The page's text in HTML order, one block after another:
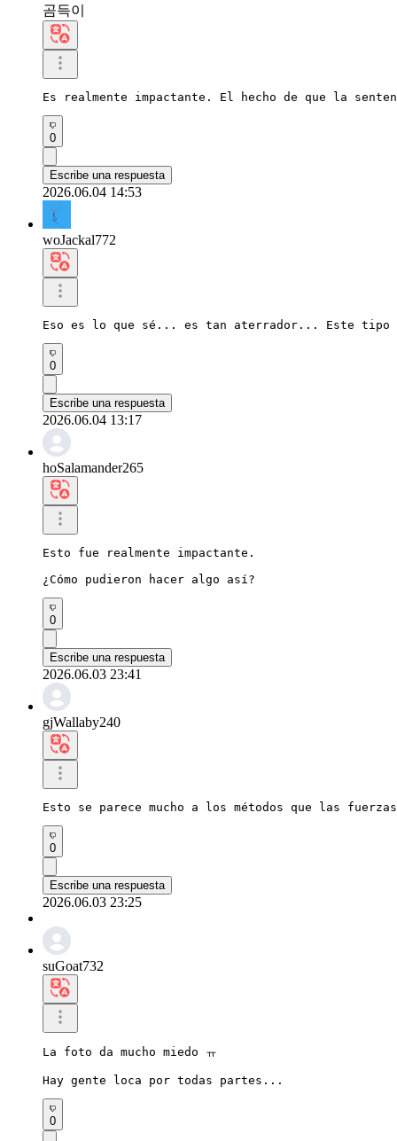
곰득이
Es realmente impactante. El hecho de que la
0
Escribe una respuesta
2026.06.04 14:53
woJackal772
Eso es lo que sé... es tan aterrador... Este tipo
0
Escribe una respuesta
2026.06.04 13:17
hoSalamander265
Esto fue realmente impactante.
¿Cómo pudieron hacer algo así?
0
Escribe una respuesta
2026.06.03 23:41
gjWallaby240
Esto se parece mucho a los métodos que las
0
Escribe una respuesta
2026.06.03 23:25
suGoat732
La foto da mucho miedo ㅠ
Hay gente loca por todas partes...
0